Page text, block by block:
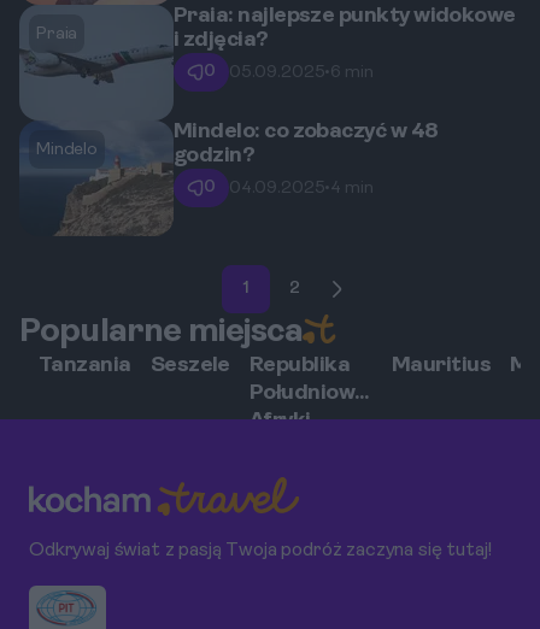
Praia
Praia: najlepsze punkty widokowe
i zdjęcia?
0 05.09.2025• 6 min
Mindelo
Mindelo: co zobaczyć w 48
godzin?
0 04.09.2025• 4 min
1 2
Popularne miejsca
Tanzania Seszele
Republika
Południowej
Afryki
Mauritius
Odkrywaj świat z pasją Twoja podróż zaczyna się tutaj!